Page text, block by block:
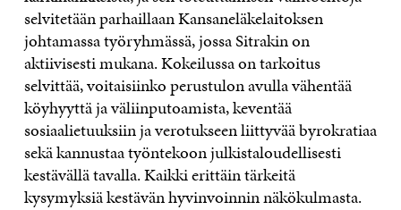
selvitetään parhaillaan Kansaneläkelaitoksen
johtamassa työryhmässä, jossa Sitrakin on
aktiivisesti mukana. Kokeilussa on tarkoitus
selvittää, voitaisiinko perustulon avulla vähentää
köyhyyttä ja väliinputoamista, keventää
sosiaalietuuksiin ja verotukseen liittyvää byrokratiaa
sekä kannustaa työntekoon julkistaloudellisesti
kestävällä tavalla. Kaikki erittäin tärkeitä
kysymyksiä kestävän hyvinvoinnin näkökulmasta.